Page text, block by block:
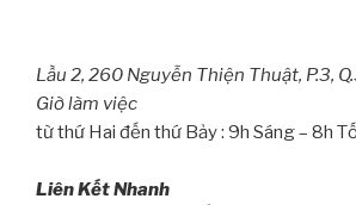
Lầu 2, 260 Nguyễn Thiện Thuật, P.3,
Giờ làm việc
từ thứ Hai đến thứ Bảy : 9h Sáng – 8h
Liên Kết Nhanh